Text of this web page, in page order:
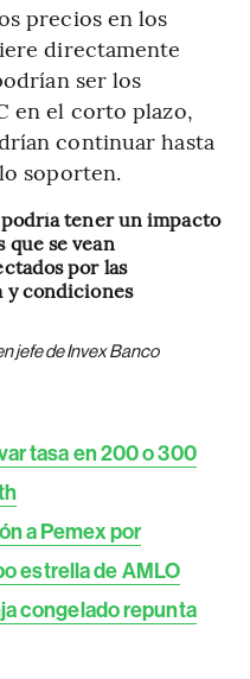
precios en los
directamente
ser los
en el corto plazo,
continuar hasta
soporten.
podría tener un impacto
se vean
por las
y condiciones
jefe de Invex Banco
tasa en 200 o 300
a Pemex por
estrella de AMLO
congelado repunta